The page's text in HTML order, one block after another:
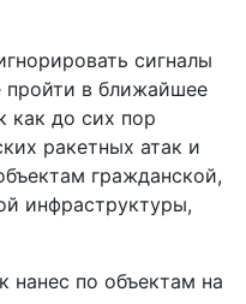
сигналы
пройти в ближайшее
как до сих пор
ракетных атак и
гражданской,
инфраструктуры,
нанес по объектам на